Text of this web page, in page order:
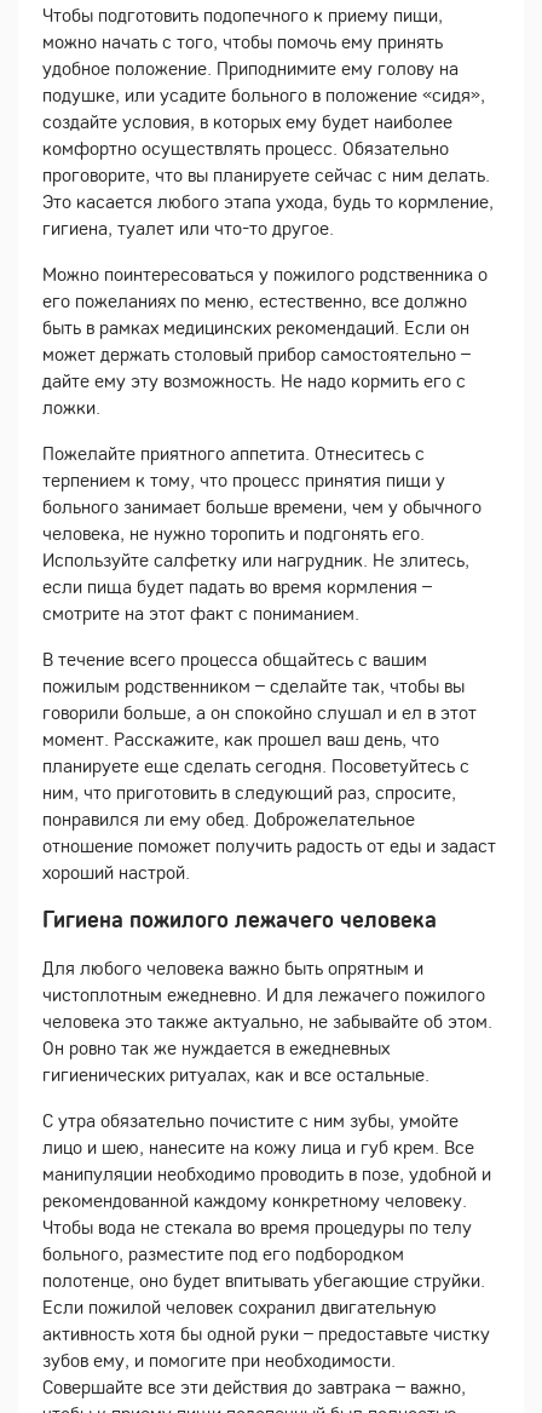
Чтобы подготовить подопечного к приему пищи,
можно начать с того, чтобы помочь ему принять
удобное положение. Приподнимите ему голову на
подушке, или усадите больного в положение «сидя»,
создайте условия, в которых ему будет наиболее
комфортно осуществлять процесс. Обязательно
проговорите, что вы планируете сейчас с ним делать.
Это касается любого этапа ухода, будь то кормление,
гигиена, туалет или что-то другое.
Можно поинтересоваться у пожилого родственника о
его пожеланиях по меню, естественно, все должно
быть в рамках медицинских рекомендаций. Если он
может держать столовый прибор самостоятельно –
дайте ему эту возможность. Не надо кормить его с
ложки.
Пожелайте приятного аппетита. Отнеситесь с
терпением к тому, что процесс принятия пищи у
больного занимает больше времени, чем у обычного
человека, не нужно торопить и подгонять его.
Используйте салфетку или нагрудник. Не злитесь,
если пища будет падать во время кормления –
смотрите на этот факт с пониманием.
В течение всего процесса общайтесь с вашим
пожилым родственником – сделайте так, чтобы вы
говорили больше, а он спокойно слушал и ел в этот
момент. Расскажите, как прошел ваш день, что
планируете еще сделать сегодня. Посоветуйтесь с
ним, что приготовить в следующий раз, спросите,
понравился ли ему обед. Доброжелательное
отношение поможет получить радость от еды и задаст
хороший настрой.
Гигиена пожилого лежачего человека
Для любого человека важно быть опрятным и
чистоплотным ежедневно. И для лежачего пожилого
человека это также актуально, не забывайте об этом.
Он ровно так же нуждается в ежедневных
гигиенических ритуалах, как и все остальные.
С утра обязательно почистите с ним зубы, умойте
лицо и шею, нанесите на кожу лица и губ крем. Все
манипуляции необходимо проводить в позе, удобной и
рекомендованной каждому конкретному человеку.
Чтобы вода не стекала во время процедуры по телу
больного, разместите под его подбородком
полотенце, оно будет впитывать убегающие струйки.
Если пожилой человек сохранил двигательную
активность хотя бы одной руки – предоставьте чистку
зубов ему, и помогите при необходимости.
Совершайте все эти действия до завтрака – важно,